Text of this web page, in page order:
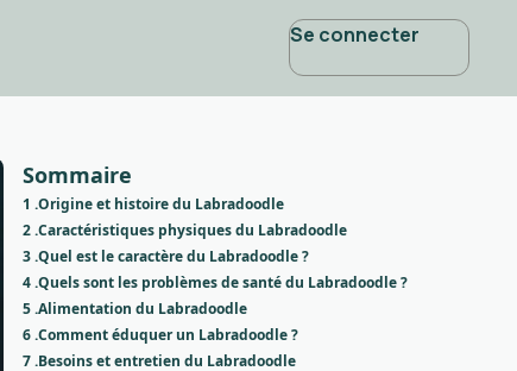
Se connecter
Sommaire
1 .Origine et histoire du Labradoodle
2 .Caractéristiques physiques du Labradoodle
3 .Quel est le caractère du Labradoodle ?
4 .Quels sont les problèmes de santé du Labradoodle ?
5 .Alimentation du Labradoodle
6 .Comment éduquer un Labradoodle ?
7 .Besoins et entretien du Labradoodle